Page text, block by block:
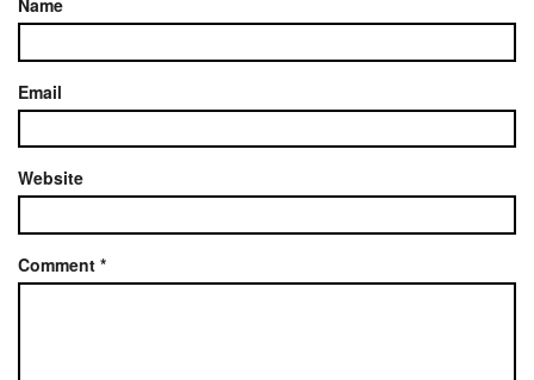
Name
Email
Website
Comment *